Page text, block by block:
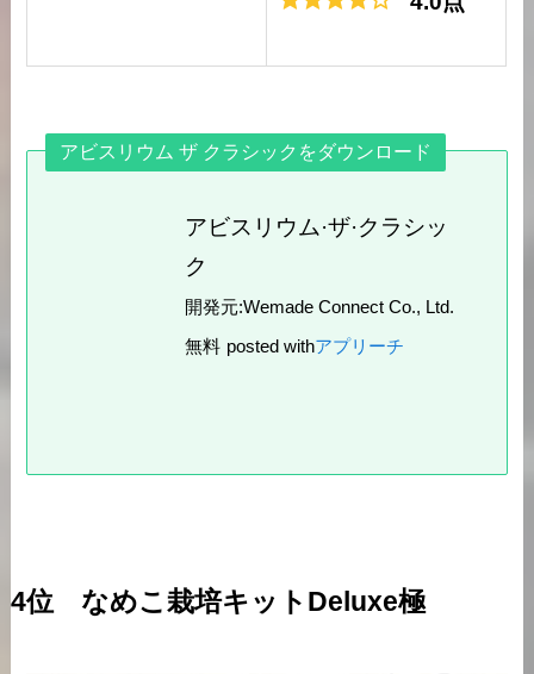
アビスリウム ザ クラシックをダウンロード
アビスリウム·ザ·クラシッ
ク
開発元:Wemade Connect Co., Ltd.
無料 posted withアプリーチ
4位 なめこ栽培キットDeluxe極